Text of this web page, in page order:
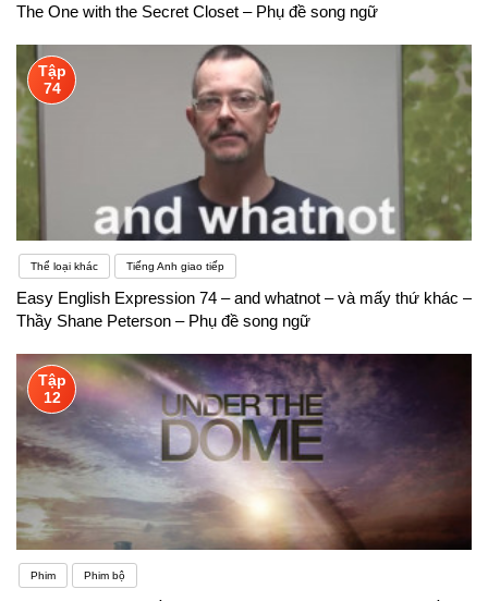
The One with the Secret Closet – Phụ đề song ngữ
Tập
74
Thể loại khác Tiếng Anh giao tiếp
Easy English Expression 74 – and whatnot – và mấy thứ khác –
Thầy Shane Peterson – Phụ đề song ngữ
Tập
12
Phim Phim bộ